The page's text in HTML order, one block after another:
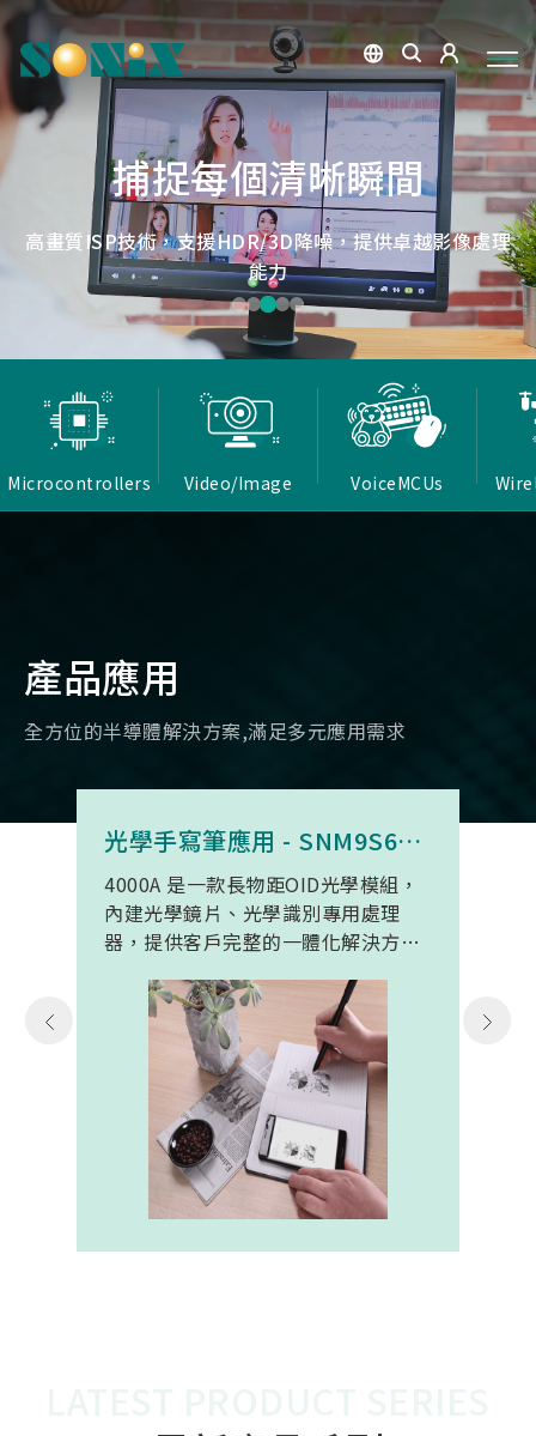
微小核心，巨大力量
松翰MCU：極致效能，智慧應用無所不在
低延遲戰場
Report Rate 性能之巔，松翰電競，掌控每一秒
捕捉每個清晰瞬間
高畫質ISP技術，支援HDR/3D降噪，提供卓越影像處理
能力
點讀魔法，數位學習新體驗
OID光學辨識技術，紙本內容瞬間數位化，開啟互動新篇
章
低延遲，無線視界
確保流暢穩定的影像傳輸
Microcontrollers Video/Image VoiceMCUs
產品應用
全方位的半導體解決方案,滿足多元應用需求
光學手寫筆應用 - SNM9S6100BC4000A
4000A 是一款長物距OID光學模組，
內建光學鏡片、光學識別專用處理
器，提供客戶完整的一體化解決方
置開發。模組在保持小型化的同時，
延伸了可用物距範圍，使其能在離紙
面更遠的位置仍精確讀取碼點，同時
內建的高幀率SoC，能確保書寫筆跡
的連續與準確。 透過4000A模組能有
效縮短客戶開發週期，並確保在小型
裝置中仍維持高精度與穩定度，讓產
品能夠以最自然的方式，將紙本與數
位內容緊密連結。